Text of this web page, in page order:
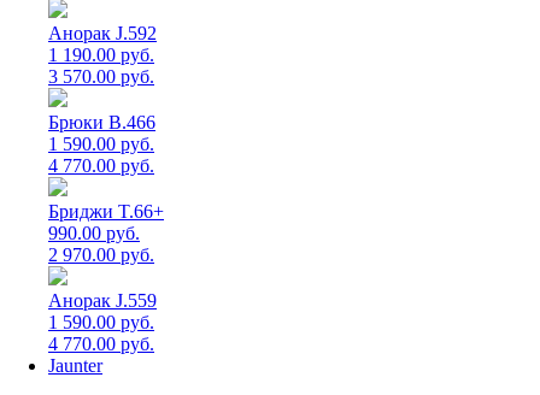
Анорак J.592
1 190.00 руб.
3 570.00 руб.
Брюки B.466
1 590.00 руб.
4 770.00 руб.
Бриджи T.66+
990.00 руб.
2 970.00 руб.
Анорак J.559
1 590.00 руб.
4 770.00 руб.
Jaunter